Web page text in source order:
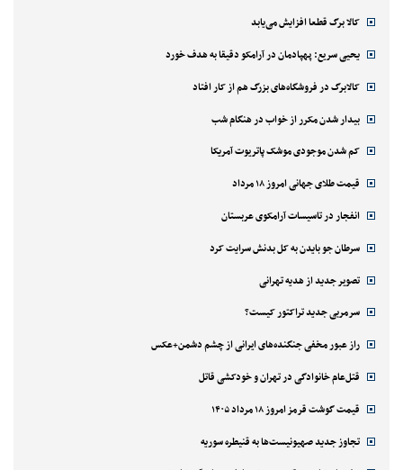
کالا برگ قطعا افزایش می‌یابد
یحیی سریع: پهپادمان در آرامکو دقیقا به هدف خورد
کالابرگ در فروشگاه‌های بزرگ هم از کار افتاد
بیدار شدن مکرر از خواب در هنگام شب
کم شدن موجودی موشک پاتریوت آمریکا
قیمت طلای جهانی امروز ۱۸ مرداد
انفجار در تاسیسات آرامکوی عربستان
سرطان جو بایدن به کل بدنش سرایت کرد
تصویر جدید از هدیه تهرانی
سرمربی جدید تراکتور کیست؟
راز عبور مخفی جنگنده‌های ایرانی از چشم دشمن+عکس
قتل‌‌عام خانوادگی در تهران و خودکشی قاتل
قیمت گوشت قرمز امروز ۱۸ مرداد ۱۴۰۵
تجاوز جدید صهیونیست‌ها به قنیطره سوریه